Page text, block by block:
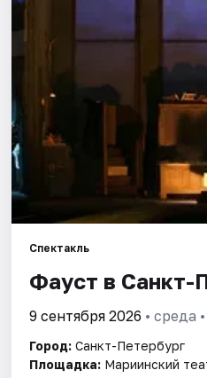
Спорт
События
Площадки
Артисты
Спектакль
Фауст в Санкт-
9 сентября 2026 • среда
Город: Санкт-Петербург
Площадка: Мариинский